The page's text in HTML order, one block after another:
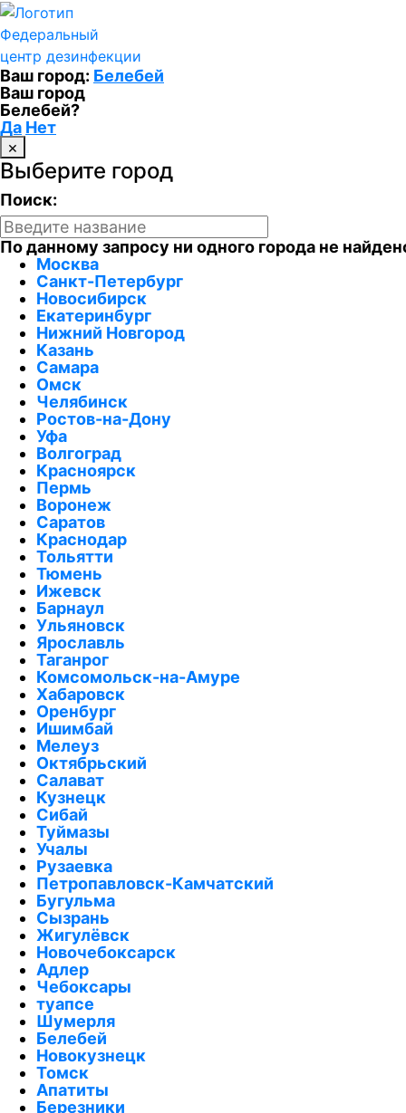
Федеральный
центр дезинфекции
Ваш город: Белебей
Ваш город
Белебей?
Да Нет
×
Выберите город
Поиск:
По данному запросу ни одного города не
Москва
Санкт-Петербург
Новосибирск
Екатеринбург
Нижний Новгород
Казань
Самара
Омск
Челябинск
Ростов-на-Дону
Уфа
Волгоград
Красноярск
Пермь
Воронеж
Саратов
Краснодар
Тольятти
Тюмень
Ижевск
Барнаул
Ульяновск
Ярославль
Таганрог
Комсомольск-на-Амуре
Хабаровск
Оренбург
Ишимбай
Мелеуз
Октябрьский
Салават
Кузнецк
Сибай
Туймазы
Учалы
Рузаевка
Петропавловск-Камчатский
Бугульма
Сызрань
Жигулёвск
Новочебоксарск
Адлер
Чебоксары
туапсе
Шумерля
Белебей
Новокузнецк
Томск
Апатиты
Березники